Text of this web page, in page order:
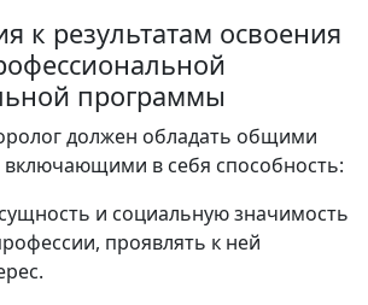
к результатам освоения
программы
должен обладать общими
в себя способность:
и социальную значимость
проявлять к ней